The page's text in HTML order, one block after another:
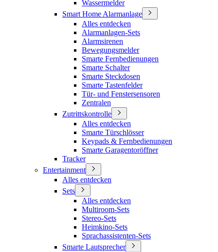
Wassermelder
Smart Home Alarmanlage
Alles entdecken
Alarmanlagen-Sets
Alarmsirenen
Bewegungsmelder
Smarte Fernbedienungen
Smarte Schalter
Smarte Steckdosen
Smarte Tastenfelder
Tür- und Fenstersensoren
Zentralen
Zutrittskontrolle
Alles entdecken
Smarte Türschlösser
Keypads & Fernbedienungen
Smarte Garagentoröffner
Tracker
Entertainment
Alles entdecken
Sets
Alles entdecken
Multiroom-Sets
Stereo-Sets
Heimkino-Sets
Sprachassistenten-Sets
Smarte Lautsprecher